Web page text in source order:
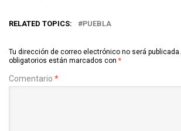
RELATED TOPICS: PUEBLA
Tu dirección de correo electrónico no será publicada.
obligatorios están marcados con *
Comentario *